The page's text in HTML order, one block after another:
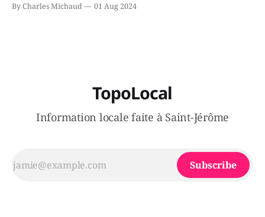
victimes aurait été écrasée sous un véhicule et aspergée
By Charles Michaud 01 Aug 2024
TopoLocal
Information locale faite à Saint-Jérôme
Subscribe